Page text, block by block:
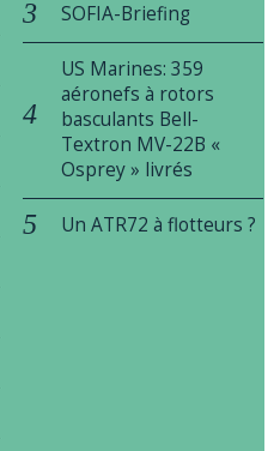
SOFIA-Briefing
US Marines: 359
aéronefs à rotors
basculants Bell-
Textron MV-22B «
Osprey » livrés
Un ATR72 à flotteurs ?